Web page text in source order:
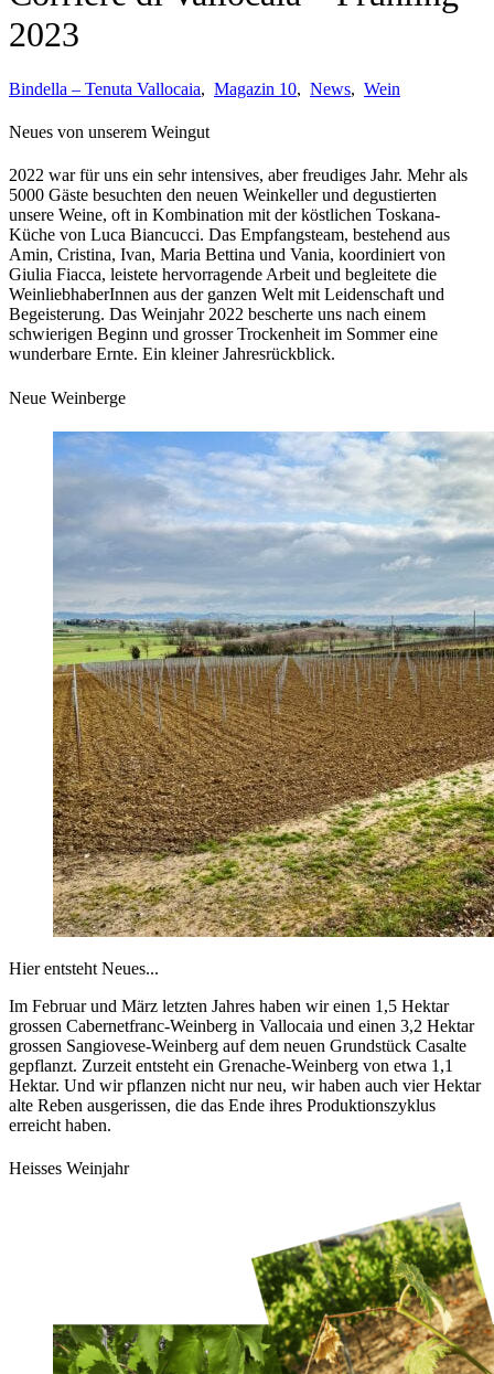
2023
Bindella – Tenuta Vallocaia, Magazin 10, News, Wein
Neues von unserem Weingut
2022 war für uns ein sehr intensives, aber freudiges Jahr. Mehr als
5000 Gäste besuchten den neuen Weinkeller und degustierten
unsere Weine, oft in Kombination mit der köstlichen Toskana-
Küche von Luca Biancucci. Das Empfangsteam, bestehend aus
Amin, Cristina, Ivan, Maria Bettina und Vania, koordiniert von
Giulia Fiacca, leistete hervorragende Arbeit und begleitete die
WeinliebhaberInnen aus der ganzen Welt mit Leidenschaft und
Begeisterung. Das Weinjahr 2022 bescherte uns nach einem
schwierigen Beginn und grosser Trockenheit im Sommer eine
wunderbare Ernte. Ein kleiner Jahresrückblick.
Neue Weinberge
Hier entsteht Neues...
Im Februar und März letzten Jahres haben wir einen 1,5 Hektar
grossen Cabernetfranc-Weinberg in Vallocaia und einen 3,2 Hektar
grossen Sangiovese-Weinberg auf dem neuen Grundstück Casalte
gepflanzt. Zurzeit entsteht ein Grenache-Weinberg von etwa 1,1
Hektar. Und wir pflanzen nicht nur neu, wir haben auch vier Hektar
alte Reben ausgerissen, die das Ende ihres Produktionszyklus
erreicht haben.
Heisses Weinjahr